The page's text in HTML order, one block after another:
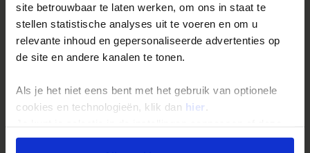
site betrouwbaar te laten werken, om ons in staat te
stellen statistische analyses uit te voeren en om u
relevante inhoud en gepersonaliseerde advertenties op
de site en andere kanalen te tonen.
Als je het niet eens bent met het gebruik van optionele
cookies en technologieën, klik dan hier .
onder aan de pagina op elk gewenst moment voor de
De belangrijkste info op een rij
Bestemmingen
Duurzaam reizen
Veelgestelde vragen